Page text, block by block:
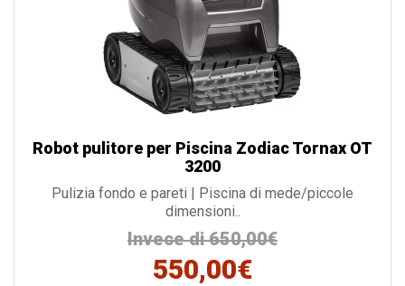
Robot pulitore per Piscina Zodiac Tornax OT
3200
Pulizia fondo e pareti | Piscina di mede/piccole
dimensioni..
Invece di 650,00€
550,00€